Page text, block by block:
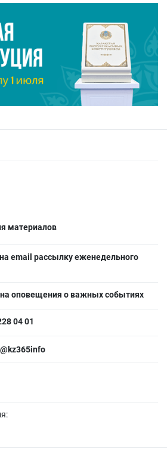
материалов
email рассылку еженедельного
оповещения о важных событиях
04 01